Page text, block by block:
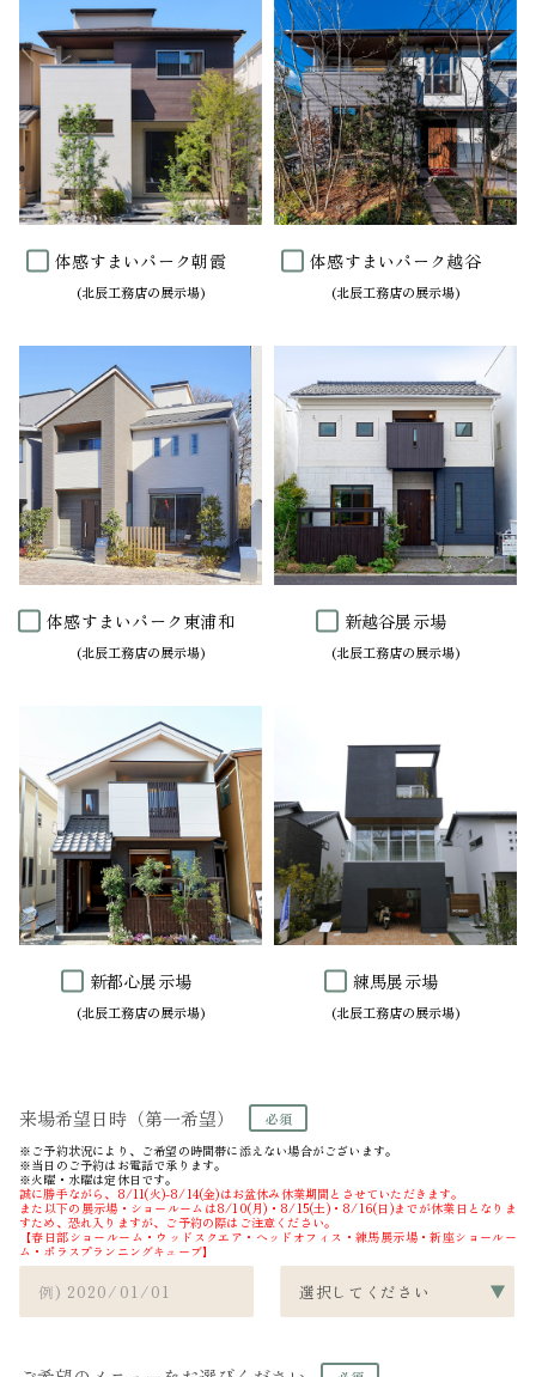
体感すまいパーク朝霞 体感すまいパーク越谷
体感すまいパーク東浦和 新越谷展示場
新都心展示場 練馬展示場
来場希望日時（第一希望）
※ご予約状況により、ご希望の時間帯に添えない場合がございます。
※当日のご予約はお電話で承ります。
※火曜・水曜は定休日です。
誠に勝手ながら、8/11(火)-8/14(金)はお盆休み休業期間とさせていただきます。
また以下の展示場・ショールームは8/10(月)・8/15(土)・8/16(日)までが休業日となりま
すため、恐れ入りますが、ご予約の際はご注意ください。
【春日部ショールーム・ウッドスクエア・ヘッドオフィス・練馬展示場・新座ショールー
ム・ポラスプランニングキューブ】